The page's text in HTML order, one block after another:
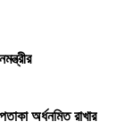
অর্ধনমিত রাখার